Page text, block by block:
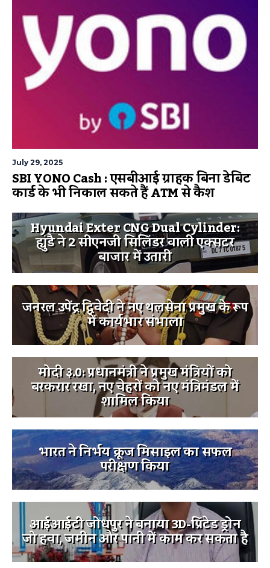
July 29, 2025
SBI YONO Cash : एसबीआई ग्राहक बिना डेबिट
कार्ड के भी निकाल सकते हैं ATM से कैश
Hyundai Exter CNG Dual Cylinder:
ह्युंडै ने 2 सीएनजी सिलिंडर वाली एक्सटर
बाजार में उतारी
जनरल उपेंद्र द्विवेदी ने नए थलसेना प्रमुख के रूप
में कार्यभार संभाला
मोदी ३.0: प्रधानमंत्री ने प्रमुख मंत्रियों को
बरकरार रखा, नए चेहरों को नए मंत्रिमंडल में
शामिल किया
भारत ने निर्भय क्रूज मिसाइल का सफल
परीक्षण किया
आईआईटी जोधपुर ने बनाया 3D-प्रिंटेड ड्रोन
जो हवा, जमीन और पानी में काम कर सकता है